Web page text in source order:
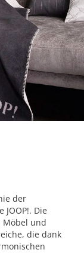
der
Die
Möbel und
die dank